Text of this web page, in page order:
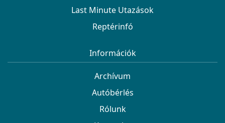
Last Minute Utazások
Reptérinfó
Információk
Archívum
Autóbérlés
Rólunk